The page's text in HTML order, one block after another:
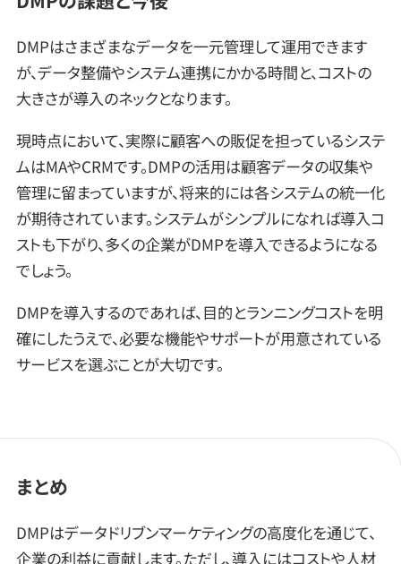
DMPはさまざまなデータを一元管理して運用できます
が、データ整備やシステム連携にかかる時間と、コストの
大きさが導入のネックとなります。
現時点において、実際に顧客への販促を担っているシステ
ムはMAやCRMです。DMPの活用は顧客データの収集や
管理に留まっていますが、将来的には各システムの統一化
が期待されています。システムがシンプルになれば導入コ
ストも下がり、多くの企業がDMPを導入できるようになる
でしょう。
DMPを導入するのであれば、目的とランニングコストを明
確にしたうえで、必要な機能やサポートが用意されている
サービスを選ぶことが大切です。
まとめ
DMPはデータドリブンマーケティングの高度化を通じて、
企業の利益に貢献します。ただし、導入にはコストや人材